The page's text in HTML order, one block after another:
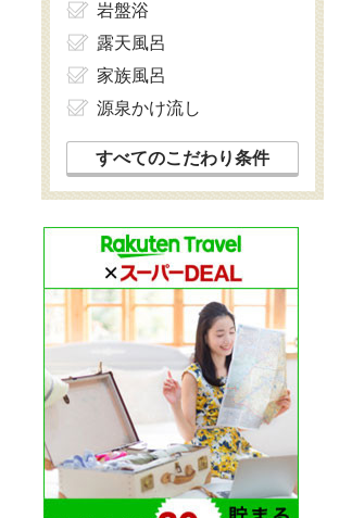
岩盤浴
露天風呂
家族風呂
源泉かけ流し
すべてのこだわり条件